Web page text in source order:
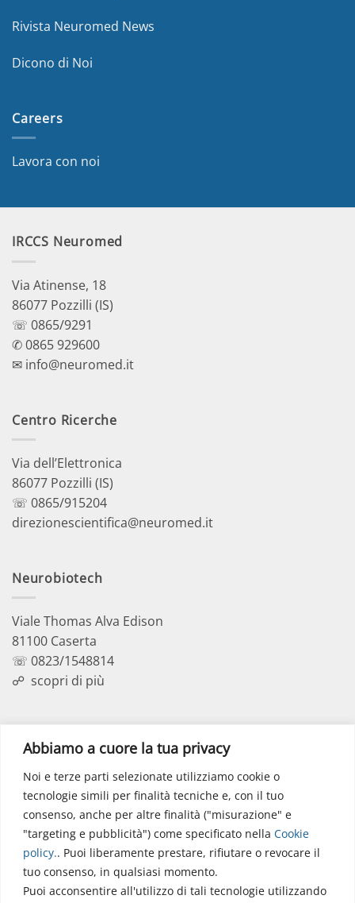
Abbiamo a cuore la tua privacy
Noi e terze parti selezionate utilizziamo cookie o
tecnologie simili per finalità tecniche e, con il tuo
consenso, anche per altre finalità ("misurazione" e
"targeting e pubblicità") come specificato nella Cookie
policy.. Puoi liberamente prestare, rifiutare o revocare il
tuo consenso, in qualsiasi momento.
Puoi acconsentire all'utilizzo di tali tecnologie utilizzando
Rivista Neuromed News
Dicono di Noi
Careers
Lavora con noi
IRCCS Neuromed
Via Atinense, 18
86077 Pozzilli (IS)
☏ 0865/9291
✆ 0865 929600
✉ info@neuromed.it
Centro Ricerche
Via dell’Elettronica
86077 Pozzilli (IS)
☏ 0865/915204
direzionescientifica@neuromed.it
Neurobiotech
Viale Thomas Alva Edison
81100 Caserta
☏ 0823/1548814
☍ scopri di più
Via dell’Elettronica
86077 Pozzilli (IS)
☏ 0865/915407
segreteriapolodidattico@neuromed.it